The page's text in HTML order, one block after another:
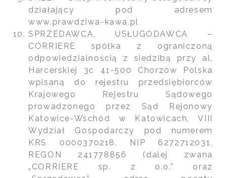
działający pod adresem
www.prawdziwa-kawa.pl
SPRZEDAWCA, USŁUGODAWCA –
CORRIERE spółka z ograniczoną
odpowiedzialnością z siedzibą przy al.
Harcerskiej 3c 41-500 Chorzów Polska
wpisaną do rejestru przedsiębiorców
Krajowego Rejestru Sądowego
prowadzonego przez Sąd Rejonowy
Katowice-Wschód w Katowicach, VIII
Wydział Gospodarczy pod numerem
KRS 0000370218, NIP 6272712031,
REGON 241778856 (dalej zwana
„CORRIERE sp. z o.o.” oraz